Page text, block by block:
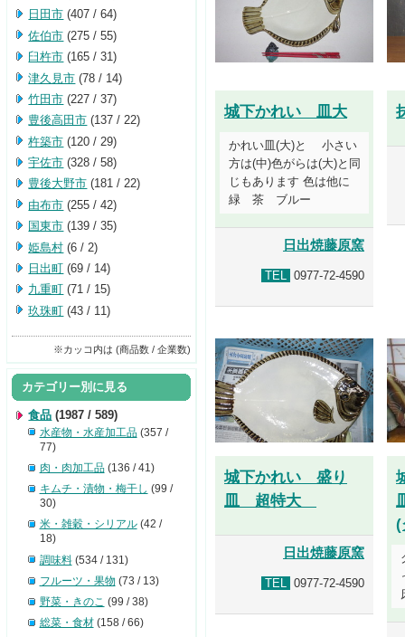
城下かれい 皿大
かれい皿(大)と 小さい
方は(中)色がらは(大)と同
じもあります 色は他に
緑 茶 ブルー
日出焼藤原窯
TEL 0977-72-4590
城下かれい 盛り
皿 超特大
日出焼藤原窯
TEL 0977-72-4590
(
日田市 (407 / 64)
佐伯市 (275 / 55)
臼杵市 (165 / 31)
津久見市 (78 / 14)
竹田市 (227 / 37)
豊後高田市 (137 / 22)
杵築市 (120 / 29)
宇佐市 (328 / 58)
豊後大野市 (181 / 22)
由布市 (255 / 42)
国東市 (139 / 35)
姫島村 (6 / 2)
日出町 (69 / 14)
九重町 (71 / 15)
玖珠町 (43 / 11)
※カッコ内は (商品数 / 企業数)
カテゴリー別に見る
食品 (1987 / 589)
水産物・水産加工品(357 /
77)
肉・肉加工品(136 / 41)
キムチ・漬物・梅干し (99 /
30)
米・雑穀・シリアル(42 /
18)
調味料(534 / 131)
フルーツ・果物 (73 / 13)
野菜・きのこ (99 / 38)
総菜・食材(158 / 66)